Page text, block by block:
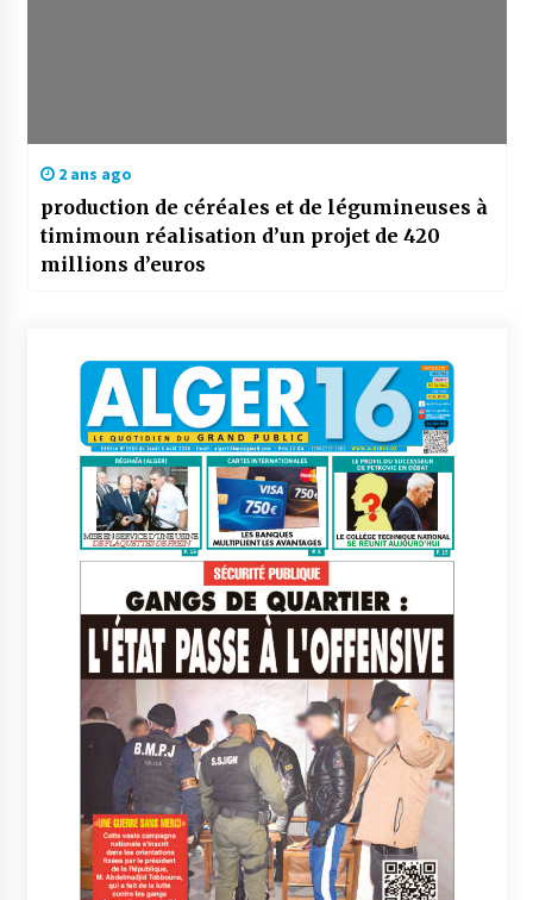
2 ans ago
production de céréales et de légumineuses à
timimoun réalisation d’un projet de 420
millions d’euros